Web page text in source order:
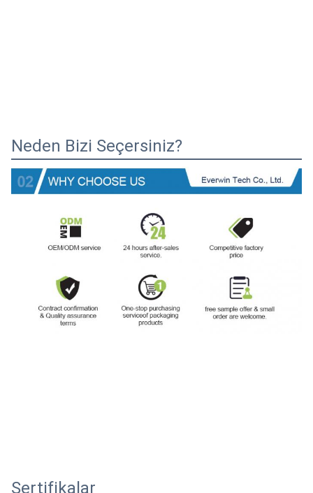
Neden Bizi Seçersiniz?
Sertifikalar